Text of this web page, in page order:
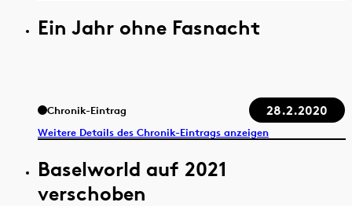
Ein Jahr ohne Fasnacht
Chronik-Eintrag 28.2.2020
Weitere Details des Chronik-Eintrags anzeigen
Baselworld auf 2021
verschoben